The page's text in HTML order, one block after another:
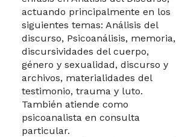
actuando principalmente en los
siguientes temas: Análisis del
discurso, Psicoanálisis, memoria,
discursividades del cuerpo,
género y sexualidad, discurso y
archivos, materialidades del
testimonio, trauma y luto.
También atiende como
psicoanalista en consulta
particular.